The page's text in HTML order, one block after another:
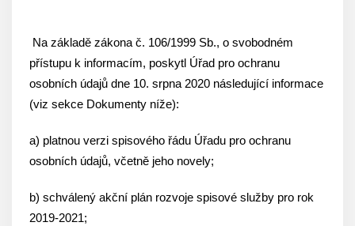
Na základě zákona č. 106/1999 Sb., o svobodném
přístupu k informacím, poskytl Úřad pro ochranu
osobních údajů dne 10. srpna 2020 následující informace
(viz sekce Dokumenty níže):
a) platnou verzi spisového řádu Úřadu pro ochranu
osobních údajů, včetně jeho novely;
b) schválený akční plán rozvoje spisové služby pro rok
2019-2021;